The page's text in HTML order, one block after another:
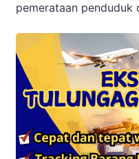
pemerataan penduduk